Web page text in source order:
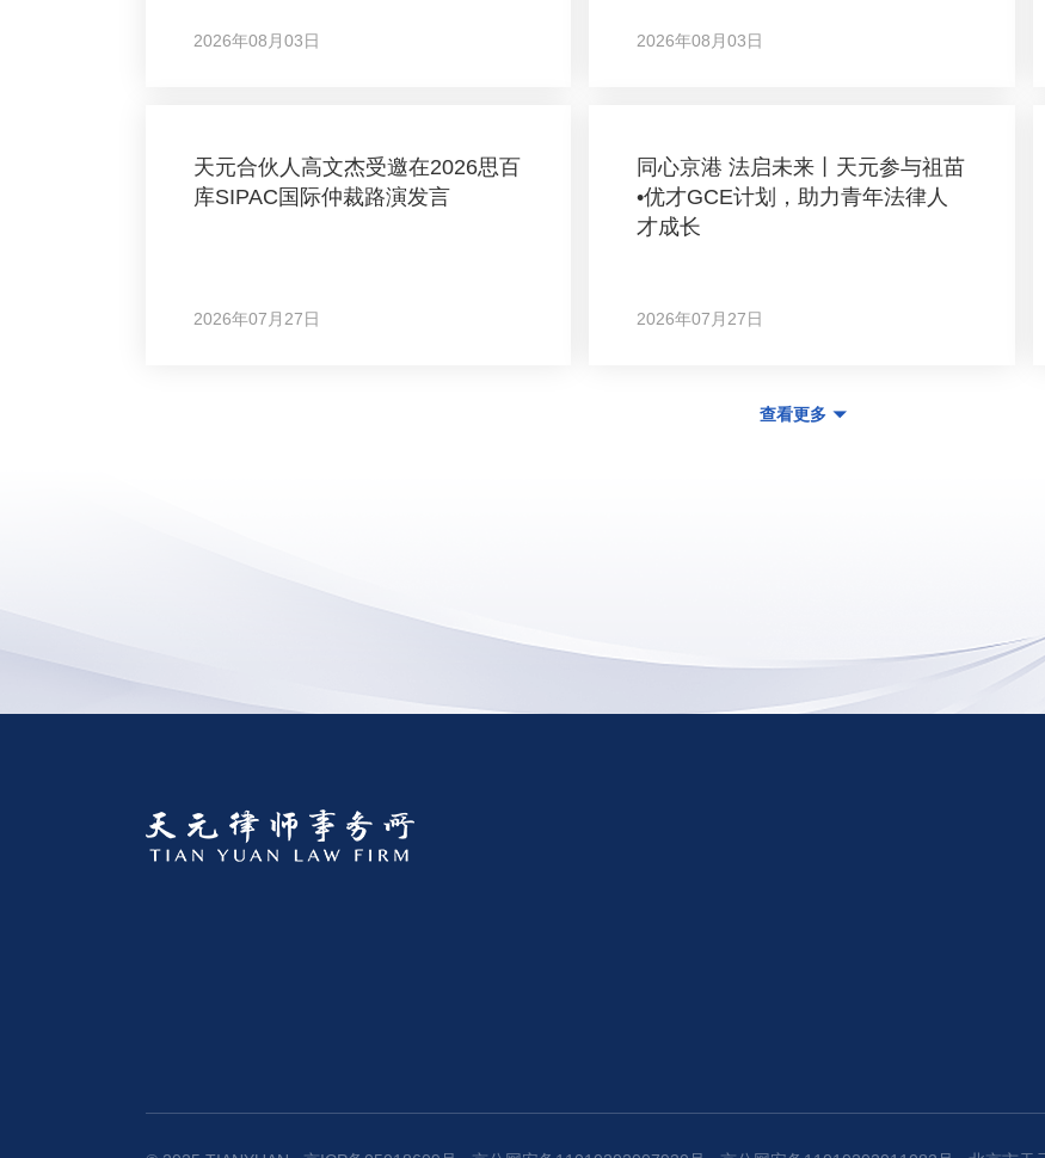
2026年08月03日 2026年08月03日
天元合伙人高文杰受邀在2026思百
库SIPAC国际仲裁路演发言
2026年07月27日
同心京港 法启未来丨天元参与祖苗
•优才GCE计划，助力青年法律人
才成长
2026年07月27日
查看更多